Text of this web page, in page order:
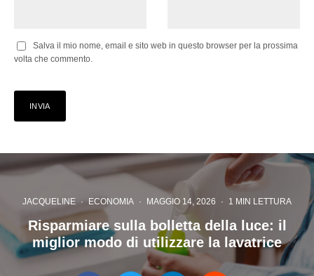
Salva il mio nome, email e sito web in questo browser per la prossima
volta che commento.
JACQUELINE · ECONOMIA · MAGGIO 14, 2026 · 1 MIN LETTURA
Risparmiare sulla bolletta della luce: il
miglior modo di utilizzare la lavatrice